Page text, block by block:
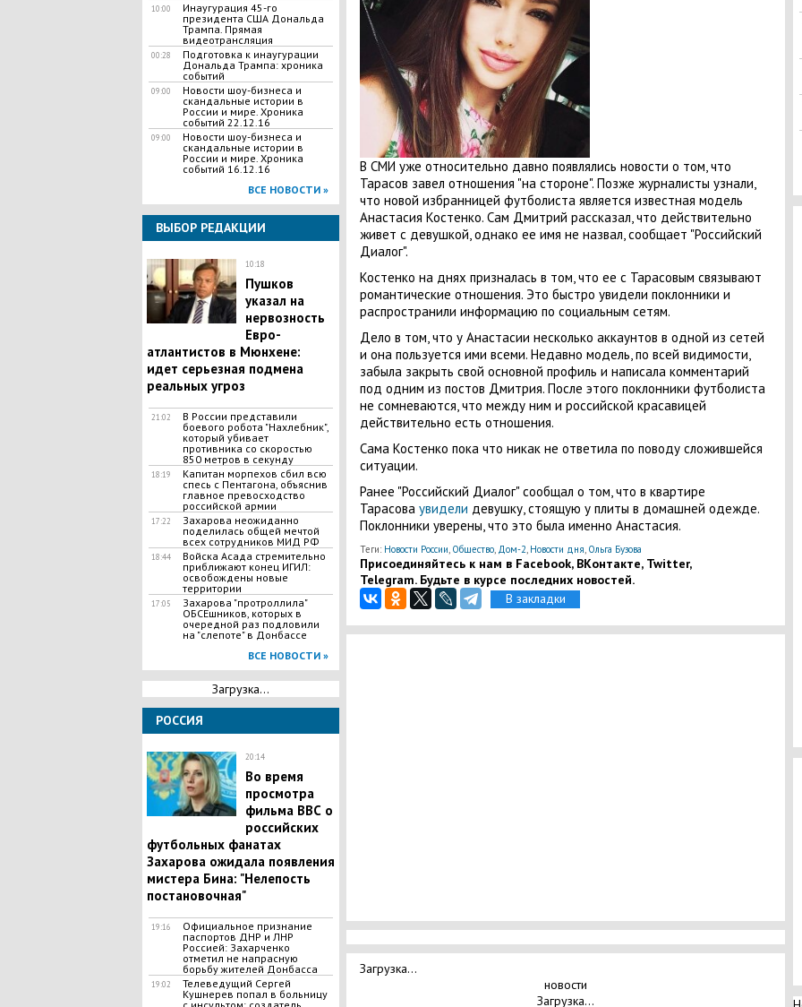
10:00
Инаугурация 45-го
президента США Дональда
Трампа. Прямая
видеотрансляция
00:28
Подготовка к инаугурации
Дональда Трампа: хроника
событий
09:00
Новости шоу-бизнеса и
скандальные истории в
России и мире. Хроника
событий 22.12.16
09:00
Новости шоу-бизнеса и
скандальные истории в
России и мире. Хроника
событий 16.12.16
ВСЕ НОВОСТИ »
ВЫБОР РЕДАКЦИИ
10:18
Пушков
указал на
нервозность
Евро-
атлантистов в Мюнхене:
идет серьезная подмена
реальных угроз
21:02
В России представили
боевого робота "Нахлебник",
который убивает
противника со скоростью
850 метров в секунду
18:19
Капитан морпехов сбил всю
спесь с Пентагона, объяснив
главное превосходство
российской армии
17:22
Захарова неожиданно
поделилась общей мечтой
всех сотрудников МИД РФ
18:44
Войска Асада стремительно
приближают конец ИГИЛ:
освобождены новые
территории
17:05
Захарова "протроллила"
ОБСЕшников, которых в
очередной раз подловили
на "слепоте" в Донбассе
ВСЕ НОВОСТИ »
Загрузка...
РОССИЯ
20:14
​Во время
просмотра
фильма ВВС о
российских
футбольных фанатах
Захарова ожидала появления
мистера Бина: "Нелепость
постановочная"
19:16
​Официальное признание
паспортов ДНР и ЛНР
Россией: Захарченко
отметил не напрасную
борьбу жителей Донбасса
19:02
Телеведущий Сергей
Кушнерев попал в больницу
В СМИ уже относительно давно появлялись новости о том, что
Тарасов завел отношения "на стороне". Позже журналисты узнали,
что новой избранницей футболиста является известная модель
Анастасия Костенко. Сам Дмитрий рассказал, что действительно
живет с девушкой, однако ее имя не назвал, сообщает "Российский
Диалог".
Костенко на днях призналась в том, что ее с Тарасовым связывают
романтические отношения. Это быстро увидели поклонники и
распространили информацию по социальным сетям.
Дело в том, что у Анастасии несколько аккаунтов в одной из сетей
и она пользуется ими всеми. Недавно модель, по всей видимости,
забыла закрыть свой основной профиль и написала комментарий
под одним из постов Дмитрия. После этого поклонники футболиста
не сомневаются, что между ним и российской красавицей
действительно есть отношения.
Сама Костенко пока что никак не ответила по поводу сложившейся
ситуации.
Ранее "Российский Диалог" сообщал о том, что в квартире
Тарасова увидели девушку, стоящую у плиты в домашней одежде.
Поклонники уверены, что это была именно Анастасия.
Теги: Новости России, Общество, Дом-2, Новости дня, Ольга Бузова
Присоединяйтесь к нам в Facebook, ВКонтакте, Twitter,
Telegram. Будьте в курсе последних новостей.
В закладки
Загрузка...
новости
Загрузка...